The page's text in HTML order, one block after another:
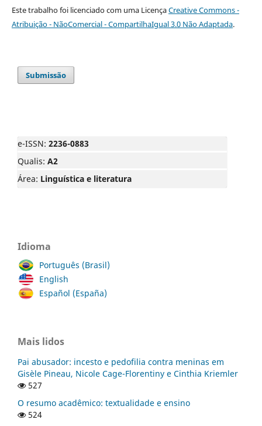
Este trabalho foi licenciado com uma LicençaCreative Commons -
Atribuição - NãoComercial - CompartilhaIgual 3.0 Não Adaptada.
Submissão
e-ISSN: 2236-0883
Qualis: A2
Área: Linguística e literatura
Idioma
Português (Brasil)
English
Español (España)
Mais lidos
Pai abusador: incesto e pedofilia contra meninas em
Gisèle Pineau, Nicole Cage-Florentiny e Cinthia Kriemler
527
O resumo acadêmico: textualidade e ensino
524